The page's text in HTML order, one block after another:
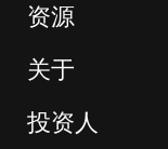
资源
关于
投资人